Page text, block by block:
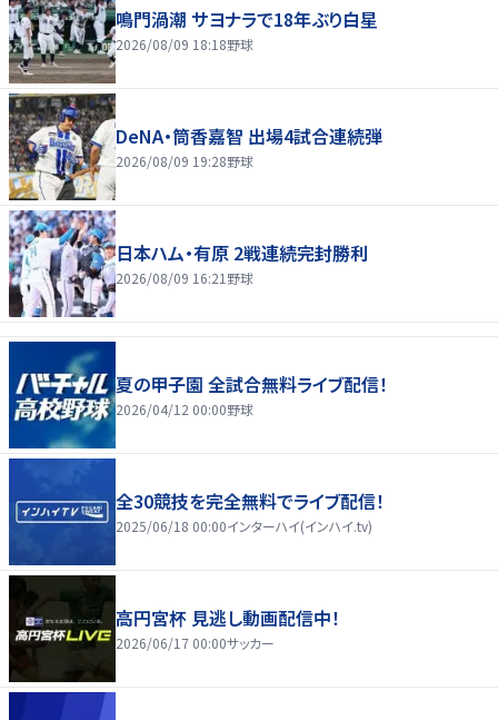
鳴門渦潮 サヨナラで18年ぶり白星
2026/08/09 18:18野球
DeNA・筒香嘉智 出場4試合連続弾
2026/08/09 19:28野球
日本ハム・有原 2戦連続完封勝利
2026/08/09 16:21 野球
夏の甲子園 全試合無料ライブ配信！
2026/04/12 00:00野球
全30競技を完全無料でライブ配信！
2025/06/18 00:00インターハイ(インハイ.tv)
高円宮杯 見逃し動画配信中！
2026/06/17 00:00サッカー